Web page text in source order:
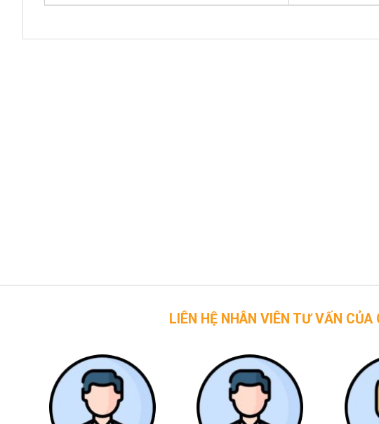
LIÊN HỆ NHÂN VIÊN TƯ VẤN CỦA CHÚNG